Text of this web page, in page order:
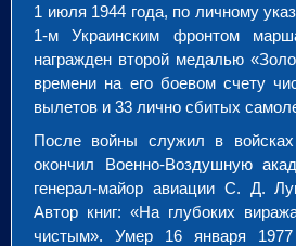
1 июля 1944 года, по личному
1-м Украинским фронтом
награжден второй медалью
времени на его боевом счету
вылетов и 33 лично сбитых
После войны служил в
окончил Военно-Воздушную
генерал-майор авиации С. Д.
Автор книг: «Hа глубоких
чистым». Умер 16 января